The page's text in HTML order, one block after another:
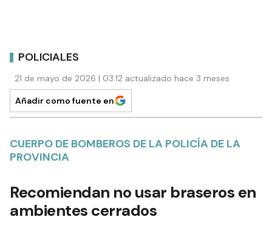
POLICIALES
21 de mayo de 2026 | 03:12 actualizado hace 3 meses
Añadir como fuente en
CUERPO DE BOMBEROS DE LA POLICÍA DE LA
PROVINCIA
Recomiendan no usar braseros en
ambientes cerrados